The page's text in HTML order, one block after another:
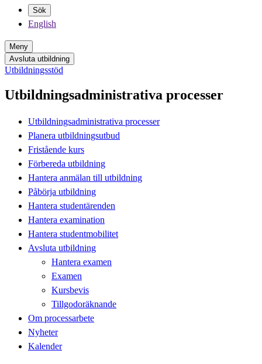
Sök
English
Meny
Avsluta utbildning
Utbildningsstöd
Utbildningsadministrativa processer
Utbildningsadministrativa processer
Planera utbildningsutbud
Fristående kurs
Förbereda utbildning
Hantera anmälan till utbildning
Påbörja utbildning
Hantera studentärenden
Hantera examination
Hantera studentmobilitet
Avsluta utbildning
Hantera examen
Examen
Kursbevis
Tillgodoräknande
Om processarbete
Nyheter
Kalender